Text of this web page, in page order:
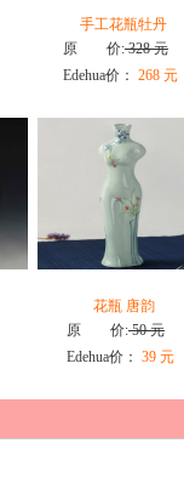
手工花瓶牡丹
原 价:328 元
Edehua价： 268 元
花瓶 唐韵
原 价:50 元
Edehua价： 39 元